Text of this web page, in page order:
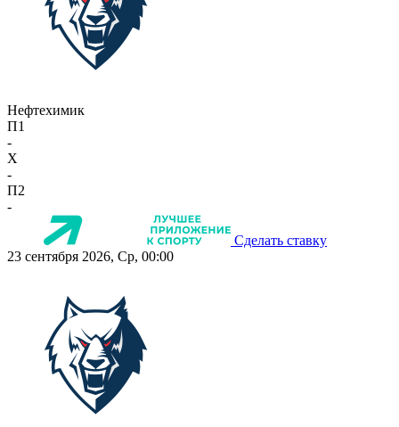
Нефтехимик
П1
-
X
-
П2
-
Сделать ставку
23 сентября 2026, Ср, 00:00